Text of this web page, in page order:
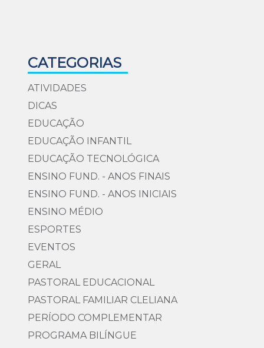
CATEGORIAS
ATIVIDADES
DICAS
EDUCAÇÃO
EDUCAÇÃO INFANTIL
EDUCAÇÃO TECNOLÓGICA
ENSINO FUND. - ANOS FINAIS
ENSINO FUND. - ANOS INICIAIS
ENSINO MÉDIO
ESPORTES
EVENTOS
GERAL
PASTORAL EDUCACIONAL
PASTORAL FAMILIAR CLELIANA
PERÍODO COMPLEMENTAR
PROGRAMA BILÍNGUE